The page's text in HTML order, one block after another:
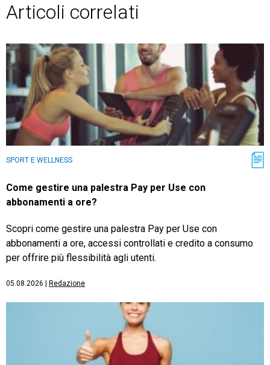
Articoli correlati
SPORT E WELLNESS
Come gestire una palestra Pay per Use con
abbonamenti a ore?
Scopri come gestire una palestra Pay per Use con
abbonamenti a ore, accessi controllati e credito a consumo
per offrire più flessibilità agli utenti.
05.08.2026 Redazione